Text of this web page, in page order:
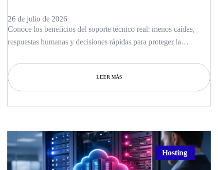
26 de julio de 2026
Conoce los beneficios del soporte técnico real: menos caídas,
respuestas humanas y decisiones rápidas para proteger la
LEER MÁS
Hosting